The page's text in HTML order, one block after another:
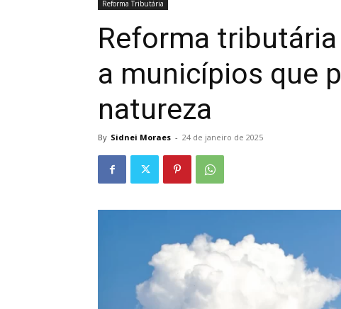
Reforma Tributária
Reforma
a municípios que
natureza
By Sidnei Moraes - 24 de janeiro de 2025